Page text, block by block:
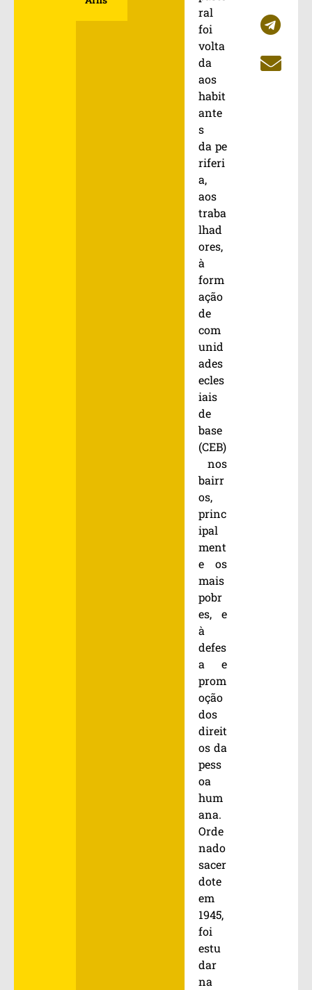
ral
foi
volta
da
aos
habit
ante
s
da pe
riferi
a,
aos
traba
lhad
ores,
à
form
ação
de
com
unid
ades
ecles
iais
de
base
(CEB)
nos
bairr
os,
princ
ipal
ment
e os
mais
pobr
es, e
à
defes
a e
prom
oção
dos
direit
os da
pess
oa
hum
ana.
Orde
nado
sacer
dote
em
1945,
foi
estu
dar
na